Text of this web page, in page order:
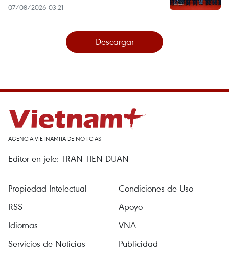
07/08/2026 03:21
Descargar
AGENCIA VIETNAMITA DE NOTICIAS
Editor en jefe: TRAN TIEN DUAN
Propiedad Intelectual
Condiciones de Uso
RSS
Apoyo
Idiomas
VNA
Servicios de Noticias
Publicidad